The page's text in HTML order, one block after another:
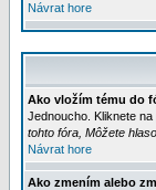
Návrat hore
Ako vložím tému do
Jednoucho. Kliknete
tohto fóra, Môžete
Návrat hore
Ako zmením alebo